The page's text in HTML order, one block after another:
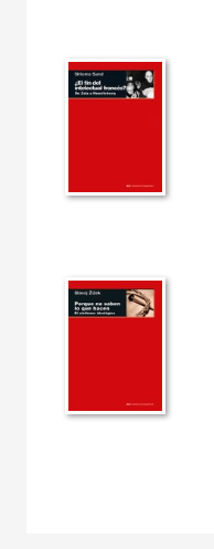
El libro de...
NUESTROS FORMATOS